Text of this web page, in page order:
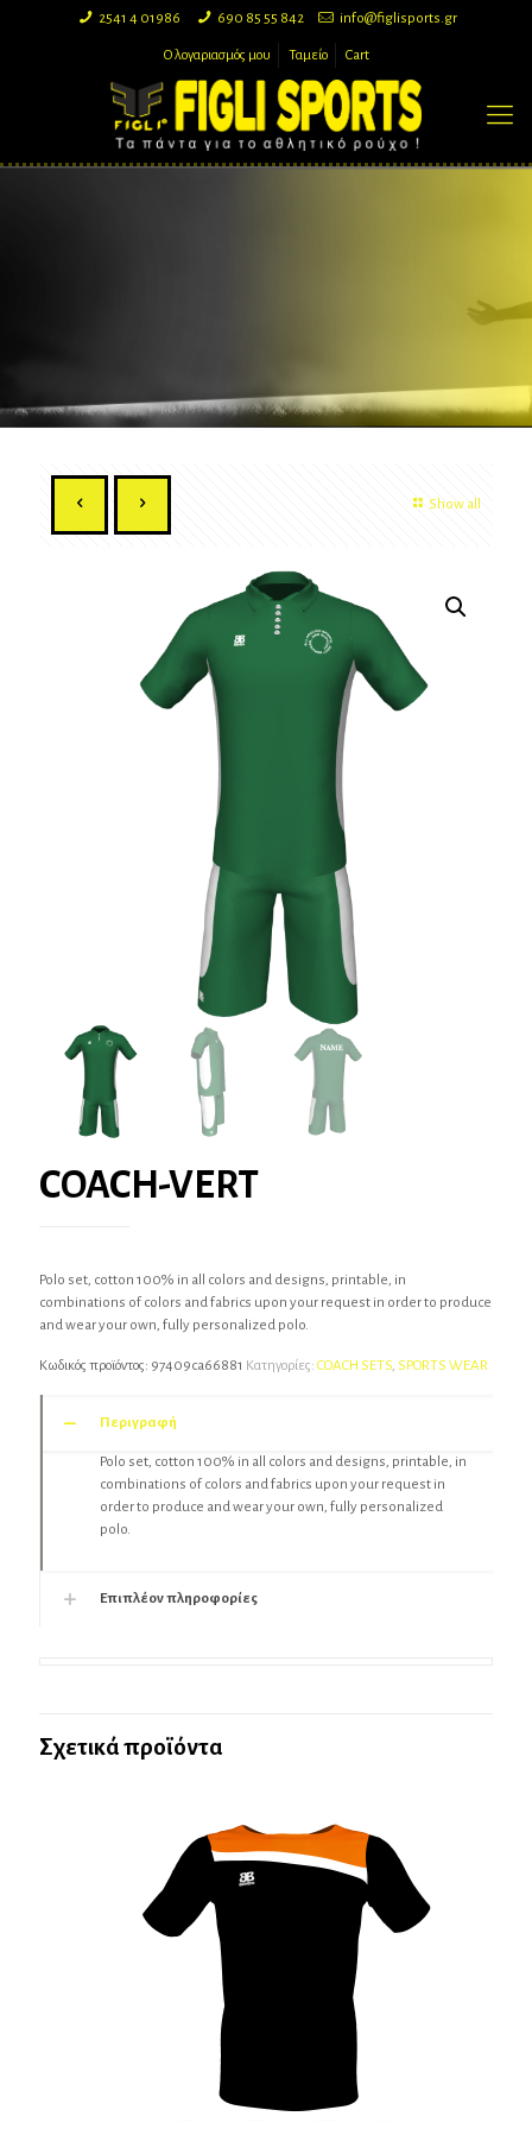
2541 4 01986 690 85 55 842 info@figlisports.gr
Ο λογαριασμός μου Ταμείο Cart
Show all
COACH-VERT
Polo set, cotton 100% in all colors and designs, printable, in
combinations of colors and fabrics upon your request in order to produce
and wear your own, fully personalized polo.
Κωδικός προϊόντος: 97409ca66881 Κατηγορίες: COACH SETS, SPORTS WEAR
Περιγραφή
Polo set, cotton 100% in all colors and designs, printable, in
combinations of colors and fabrics upon your request in
order to produce and wear your own, fully personalized
polo.
Επιπλέον πληροφορίες
Σχετικά προϊόντα